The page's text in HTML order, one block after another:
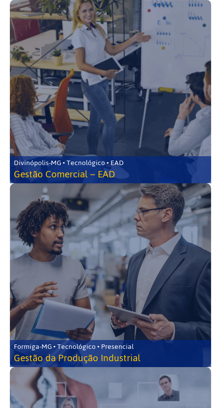
Divinópolis-MG • Tecnológico • EAD
Gestão Comercial – EAD
Formiga-MG • Tecnológico • Presencial
Gestão da Produção Industrial